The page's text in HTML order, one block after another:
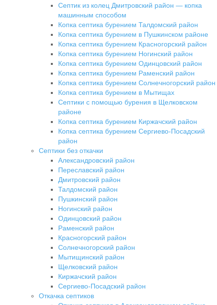
Септик из колец Дмитровский район — копка
машинным способом
Копка септика бурением Талдомский район
Копка септика бурением в Пушкинском районе
Копка септика бурением Красногорский район
Копка септика бурением Ногинский район
Копка септика бурением Одинцовский район
Копка септика бурением Раменский район
Копка септика бурением Солнечногорский район
Копка септика бурением в Мытищах
Септики с помощью бурения в Щелковском
районе
Копка септика бурением Киржачский район
Копка септика бурением Сергиево-Посадский
район
Септики без откачки
Александровский район
Переславский район
Дмитровский район
Талдомский район
Пушкинский район
Ногинский район
Одинцовский район
Раменский район
Красногорский район
Солнечногорский район
Мытищинский район
Щелковский район
Киржачский район
Сергиево-Посадский район
Откачка септиков